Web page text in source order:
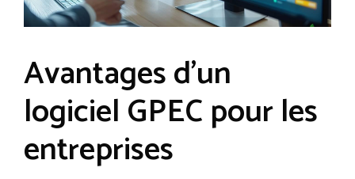
Avantages d’un
logiciel GPEC pour les
entreprises